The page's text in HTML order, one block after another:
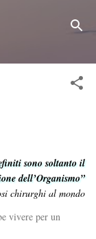
sono soltanto il
dell’Organismo”
chirurghi al mondo
vivere per un